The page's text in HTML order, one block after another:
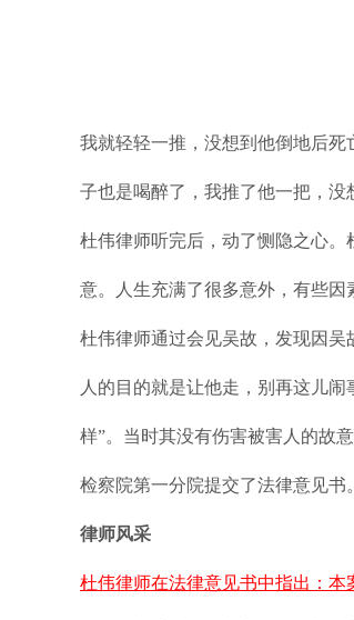
我就轻轻一推，没想到他倒地后
子也是喝醉了，我推了他一把，没
杜伟律师听完后，动了恻隐之心
意。人生充满了很多意外，有些因
杜伟律师通过会见吴故，发现因
人的目的就是让他走，别再这儿
样”。当时其没有伤害被害人的故
检察院第一分院提交了法律意见书。
律师风采
杜伟律师在法律意见书中指出：